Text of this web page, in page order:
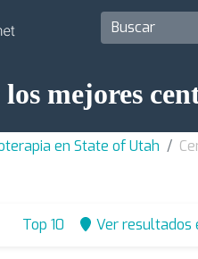
los mejores
en State of Utah
Top 10 Ver resultados